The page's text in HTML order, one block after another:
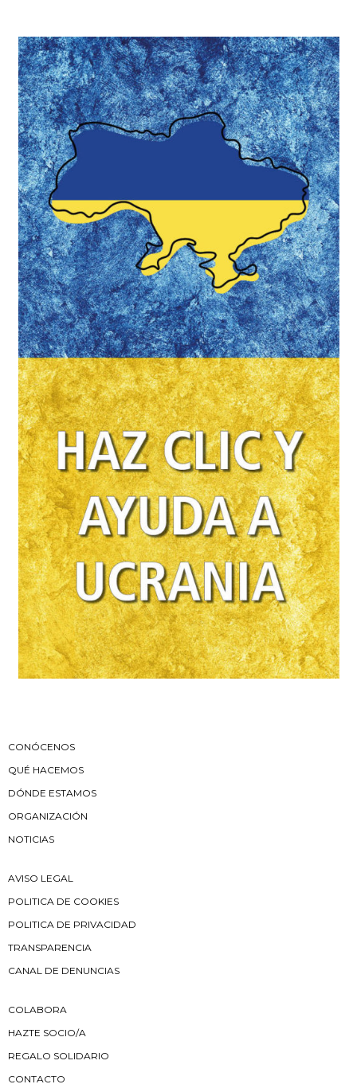
CONÓCENOS
QUÉ HACEMOS
DÓNDE ESTAMOS
ORGANIZACIÓN
NOTICIAS
AVISO LEGAL
POLITICA DE COOKIES
POLITICA DE PRIVACIDAD
TRANSPARENCIA
CANAL DE DENUNCIAS
COLABORA
HAZTE SOCIO/A
REGALO SOLIDARIO
CONTACTO